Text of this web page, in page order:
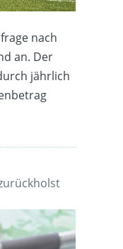
nach
an. Der
jährlich